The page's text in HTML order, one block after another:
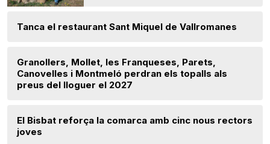
Tanca el restaurant Sant Miquel de Vallromanes
Granollers, Mollet, les Franqueses, Parets,
Canovelles i Montmeló perdran els topalls als
preus del lloguer el 2027
El Bisbat reforça la comarca amb cinc nous rectors
joves